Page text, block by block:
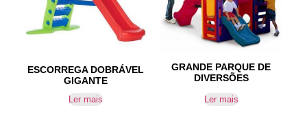
ESCORREGA DOBRÁVEL
GIGANTE
Ler mais
GRANDE PARQUE DE
DIVERSÕES
Ler mais